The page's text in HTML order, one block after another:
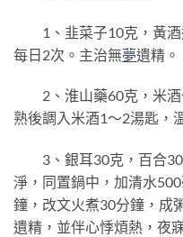
1、韭菜子10克，黃酒
每日2次。主治無夢遺精。
2、淮山藥60克，米酒
熟後調入米酒1～2湯匙，
3、銀耳30克，百合30
淨，同置鍋中，加清水
鐘，改文火煮30分鐘，成
遺精，並伴心悸煩熱，夜